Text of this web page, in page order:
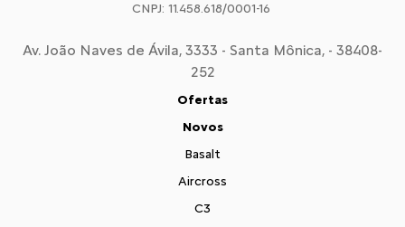
CNPJ: 11.458.618/0001-16
Av. João Naves de Ávila, 3333 - Santa Mônica, - 38408-
252
Ofertas
Novos
Basalt
Aircross
C3